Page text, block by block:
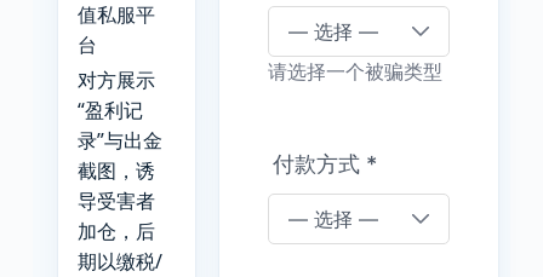
值私服平
台
对方展示
“盈利记
录”与出金
截图，诱
导受害者
加仓，后
期以缴税/
请选择一个被骗类型
付款方式 *